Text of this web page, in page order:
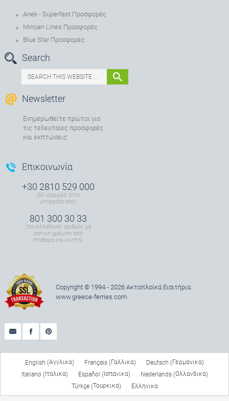
Anek - Superfast Προσφορές
Minoan Lines Προσφορές
Blue Star Προσφορές
Search
Newsletter
Ενημερωθείτε πρώτοι για
τις τελευταίες προσφορές
και εκπτώσεις
Επικοινωνία
+30 2810 529 000
(60 γραμμές στην
υπηρεσία σας)
801 300 30 33
(πανελλαδικός αριθμός με
αστική χρέωση από
σταθερά και κινητά)
Copyright © 1994 - 2026 Ακτοπλοϊκά Εισιτήρια
www.greece-ferries.com
English (Αγγλικα) Français (Γαλλικα) Deutsch (Γερμανικα)
Italiano(Ιταλικα) Español (Ισπανικα) Nederlands(Ολλανδικα)
Türkçe(Τουρκικα) Ελληνικα